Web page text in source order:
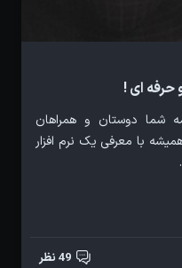
حرفه ای !
شما دوستان و همراهان
با معرفی یک نرم افزار
49 نظر